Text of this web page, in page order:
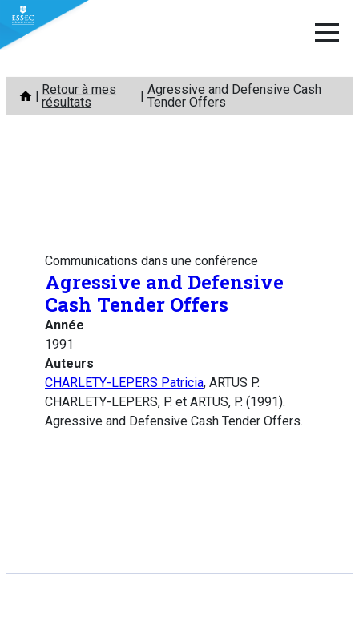
Aller
contenu
Retour à mes
résultats
Agressive and Defensive Cash
Tender Offers
Communications dans une conférence
Agressive and Defensive
Cash Tender Offers
Année
1991
Auteurs
CHARLETY-LEPERS Patricia, ARTUS P.
CHARLETY-LEPERS, P. et ARTUS, P. (1991).
Agressive and Defensive Cash Tender Offers.